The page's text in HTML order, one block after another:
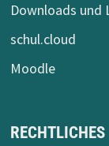
Downloads und
schul.cloud
Moodle
RECHTLICHES